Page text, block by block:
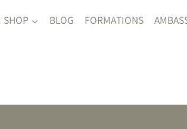
SHOP BLOG FORMATIONS